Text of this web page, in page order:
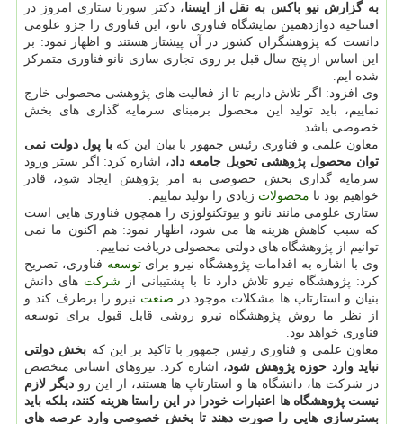
به گزارش نیو باكس به نقل از ایسنا، دكتر سورنا ستاری امروز در
افتتاحیه دوازدهمین نمایشگاه فناوری نانو، این فناوری را جزو علومی
دانست كه پژوهشگران كشور در آن پیشتاز هستند و اظهار نمود: بر
این اساس از پنج سال قبل بر روی تجاری سازی نانو فناوری متمركز
شده ایم.
وی افزود: اگر تلاش داریم تا از فعالیت های پژوهشی محصولی خارج
نماییم، باید تولید این محصول برمبنای سرمایه گذاری های بخش
خصوصی باشد.
معاون علمی و فناوری رئیس جمهور با بیان این كه با پول دولت نمی
توان محصول پژوهشی تحویل جامعه داد، اشاره كرد: اگر بستر ورود
سرمایه گذاری بخش خصوصی به امر پژوهش ایجاد شود، قادر
خواهیم بود تا محصولات زیادی را تولید نماییم.
ستاری علومی مانند نانو و بیوتكنولوژی را همچون فناوری هایی است
كه سبب كاهش هزینه ها می شود، اظهار نمود: هم اكنون ما نمی
توانیم از پژوهشگاه های دولتی محصولی دریافت نماییم.
وی با اشاره به اقدامات پژوهشگاه نیرو برایتوسعه فناوری، تصریح
كرد: پژوهشگاه نیرو تلاش دارد تا با پشتیبانی از شركت های دانش
بنیان و استارتاپ ها مشكلات موجود در صنعت نیرو را برطرف كند و
از نظر ما روش پژوهشگاه نیرو روشی قابل قبول برای توسعه
فناوری خواهد بود.
معاون علمی و فناوری رئیس جمهور با تاكید بر این كه بخش دولتی
نباید وارد حوزه پژوهش شود، اشاره كرد: نیروهای انسانی متخصص
در شركت ها، دانشگاه ها و استارتاپ ها هستند، از این رو دیگر لازم
نیست پژوهشگاه ها اعتبارات خودرا در این راستا هزینه كنند، بلكه باید
بسترسازی هایی را صورت دهند تا بخش خصوصی وارد عرصه های